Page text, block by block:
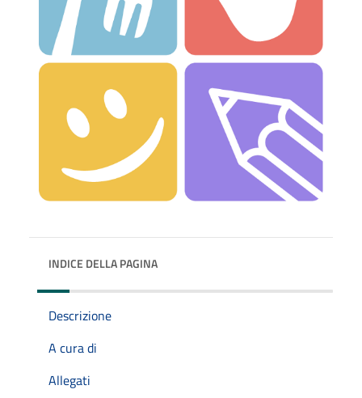
INDICE DELLA PAGINA
Descrizione
A cura di
Allegati